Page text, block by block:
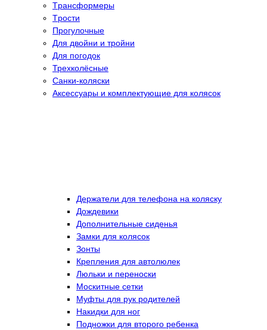
Tрансформеры
Tрости
Прогулочные
Для двойни и тройни
Для погодок
Трехколёсные
Санки-коляски
Аксессуары и комплектующие для колясок
Держатели для телефона на коляску
Дождевики
Дополнительные сиденья
Замки для колясок
Зонты
Крепления для автолюлек
Люльки и переноски
Москитные сетки
Муфты для рук родителей
Накидки для ног
Подножки для второго ребенка